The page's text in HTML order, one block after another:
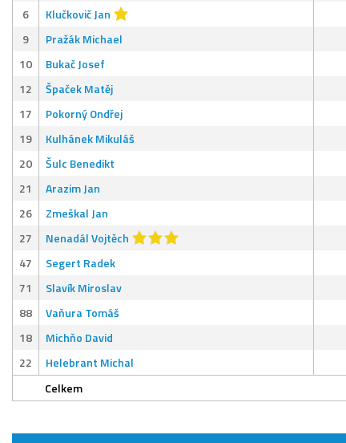
6
Klučkovič Jan
9
Pražák Michael
10
Bukač Josef
12
Špaček Matěj
17
Pokorný Ondřej
19
Kulhánek Mikuláš
20
Šulc Benedikt
21
Arazim Jan
26
Zmeškal Jan
27
Nenadál Vojtěch
47
Segert Radek
71
Slavík Miroslav
88
Vaňura Tomáš
18
Michňo David
22
Helebrant Michal
Celkem